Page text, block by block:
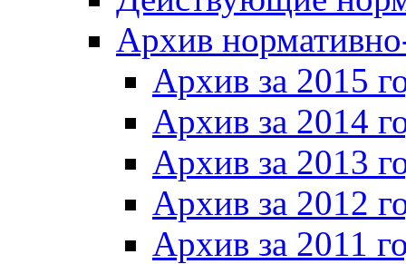
Архив
Архив за 2015
Архив за 2014
Архив за 2013
Архив за 2012
Архив за 2011